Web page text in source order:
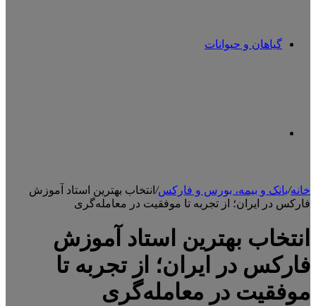
گیاهان و حیوانات
پوسته
خانه/بانک و بیمه، بورس و فارکس/ انتخاب بهترین استاد آموزش
فارکس در ایران؛ از تجربه تا موفقیت در معامله‌گری
انتخاب بهترین استاد آموزش
فارکس در ایران؛ از تجربه تا
موفقیت در معامله‌گری